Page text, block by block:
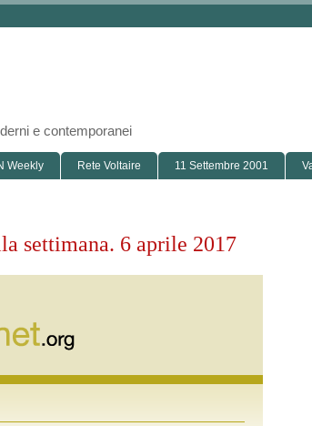
e contemporanei
Weekly Rete Voltaire 11 Settembre 2001
settimana. 6 aprile 2017